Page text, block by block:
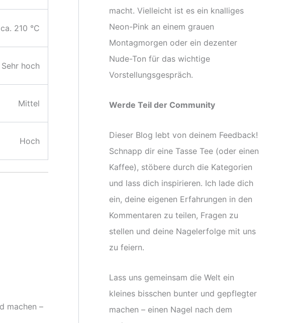
ca. 210 °C
Sehr hoch
Mittel
Hoch
machen –
macht. Vielleicht ist es ein knalliges
Neon-Pink an einem grauen
Montagmorgen oder ein dezenter
Nude-Ton für das wichtige
Vorstellungsgespräch.
Werde Teil der Community
Dieser Blog lebt von deinem Feedback!
Schnapp dir eine Tasse Tee (oder einen
Kaffee), stöbere durch die Kategorien
und lass dich inspirieren. Ich lade dich
ein, deine eigenen Erfahrungen in den
Kommentaren zu teilen, Fragen zu
stellen und deine Nagelerfolge mit uns
zu feiern.
Lass uns gemeinsam die Welt ein
kleines bisschen bunter und gepflegter
machen – einen Nagel nach dem